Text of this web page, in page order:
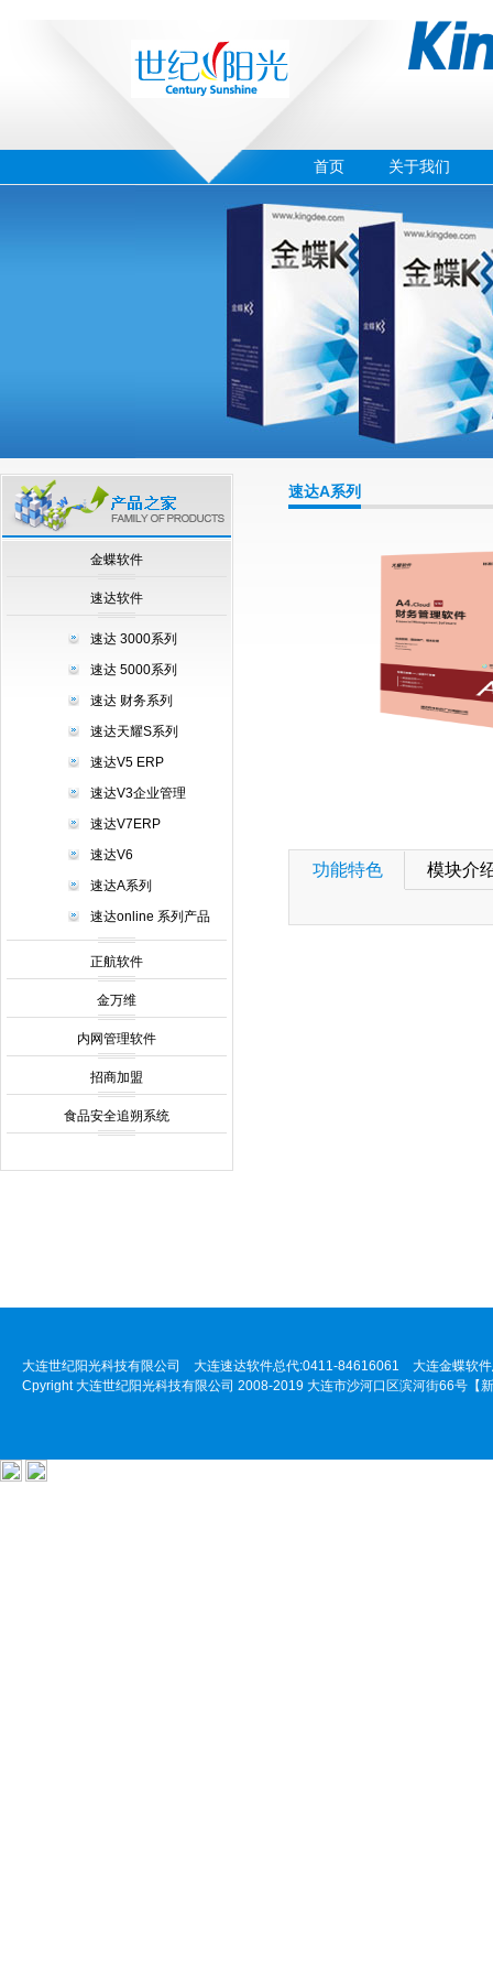
首页 关于我们
02
null
金蝶软件
速达软件
速达 3000系列
速达 5000系列
速达 财务系列
速达天耀S系列
速达V5 ERP
速达V3企业管理
速达V7ERP
速达V6
速达A系列
速达online 系列产品
正航软件
金万维
内网管理软件
招商加盟
食品安全追朔系统
速达A系列
功能特色 模块介
大连世纪阳光科技有限公司 大连速达软件总代:0411-84616061 大连金蝶软
Cpyright 大连世纪阳光科技有限公司 2008-2019 大连市沙河口区滨河街66号